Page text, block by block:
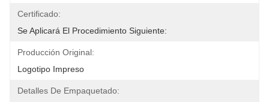
Certificado:
Se Aplicará El Procedimiento Siguiente:
Producción Original:
Logotipo Impreso
Detalles De Empaquetado: